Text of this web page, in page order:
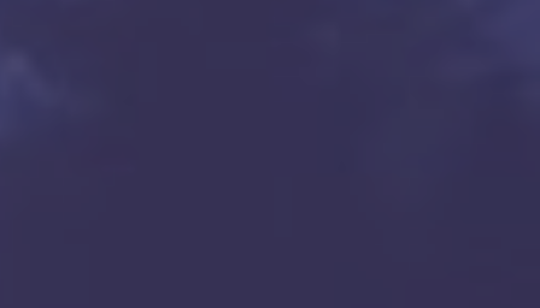
| Ping
| ----
sec   | 129 ms
sec  | 133 ms
sec   | 220 ms